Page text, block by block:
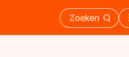
Zoeken